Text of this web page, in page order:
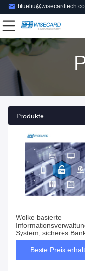
Produkte
Wolke basierte
System, sicheres
Positions-
SystemBeste Preis